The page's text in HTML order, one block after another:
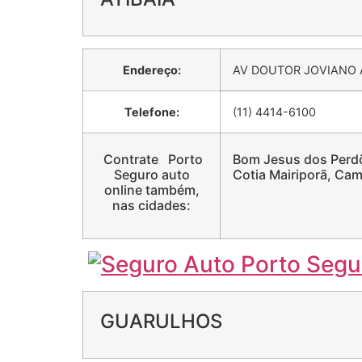
Endereço: AV DOUTOR JOVIANO
Telefone: (11) 4414-6100
Contrate Porto
Seguro auto
online também,
nas cidades:
Bom Jesus dos
Cotia Mairiporã,
GUARULHOS